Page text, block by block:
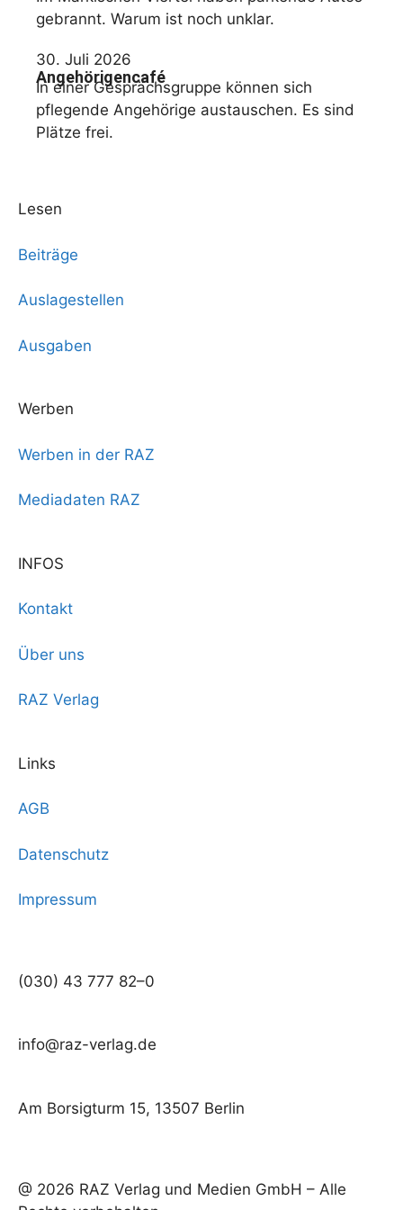
gebrannt. Warum ist noch unklar.
30. Juli 2026
Angehörigencafé
In einer Gesprächsgruppe können sich
pflegende Angehörige austauschen. Es sind
Plätze frei.
Lesen
Beiträge
Auslagestellen
Ausgaben
Werben
Werben in der RAZ
Mediadaten RAZ
INFOS
Kontakt
Über uns
RAZ Verlag
Links
AGB
Datenschutz
Impressum
(030) 43 777 82–0
info@raz-verlag.de
Am Borsigturm 15, 13507 Berlin
@ 2026 RAZ Verlag und Medien GmbH – Alle